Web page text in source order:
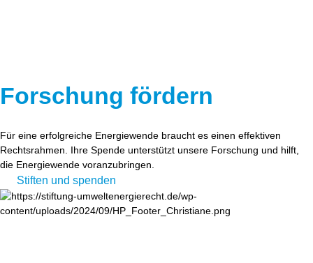
Forschung fördern
Für eine erfolgreiche Energiewende braucht es einen effektiven
Rechtsrahmen. Ihre Spende unterstützt unsere Forschung und hilft,
die Energiewende voranzubringen.
Stiften und spenden